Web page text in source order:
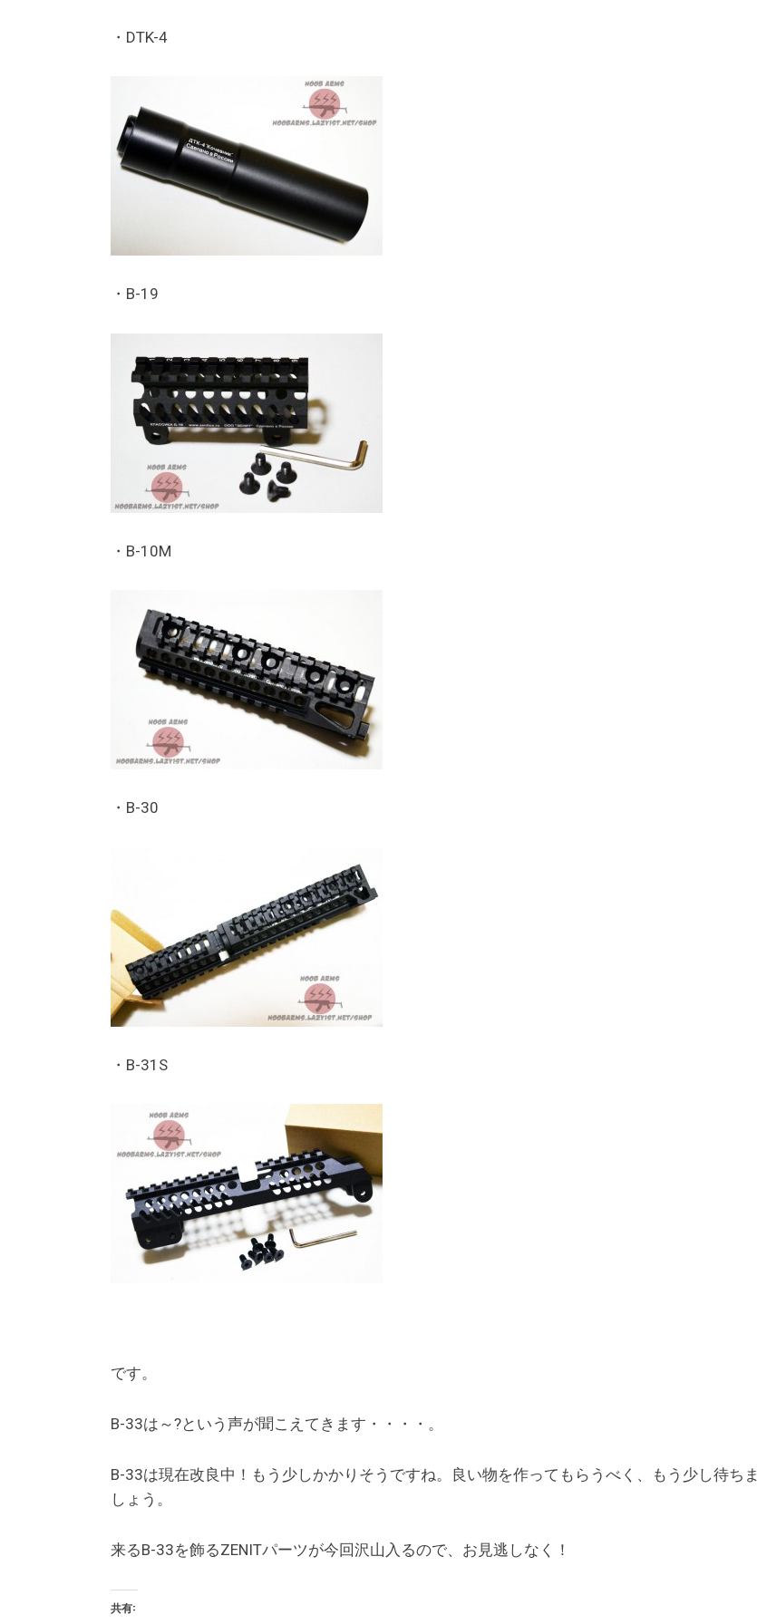
・DTK-4
・B-19
・B-10M
・B-30
・B-31S
です。
B-33は～?という声が聞こえてきます・・・・。
B-33は現在改良中！もう少しかかりそうですね。良い物を作ってもらうべく、もう少し待ちま
しょう。
来るB-33を飾るZENITパーツが今回沢山入るので、お見逃しなく！
共有: